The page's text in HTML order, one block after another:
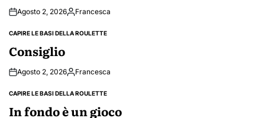
Agosto 2, 2026PostedFrancesca
POSTED
CAPIRE LE BASI DELLA ROULETTE
Consiglio
Agosto 2, 2026PostedFrancesca
POSTED
CAPIRE LE BASI DELLA ROULETTE
In fondo è un gioco